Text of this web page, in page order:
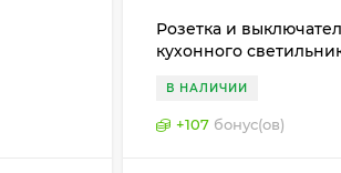
Розетка и
кухонного
В НАЛИЧИИ
+107 бонус(ов)